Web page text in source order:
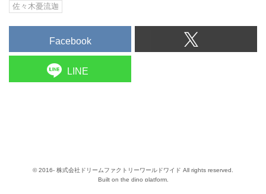
佐々木憂流迦
Facebook
LINE
© 2016- 株式会社ドリームファクトリーワールドワイド All rights reserved.
Built on the dino platform.